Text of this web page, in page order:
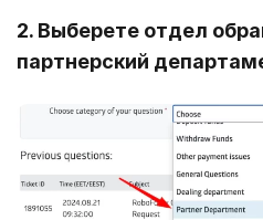
2. Выберете отдел
партнерский